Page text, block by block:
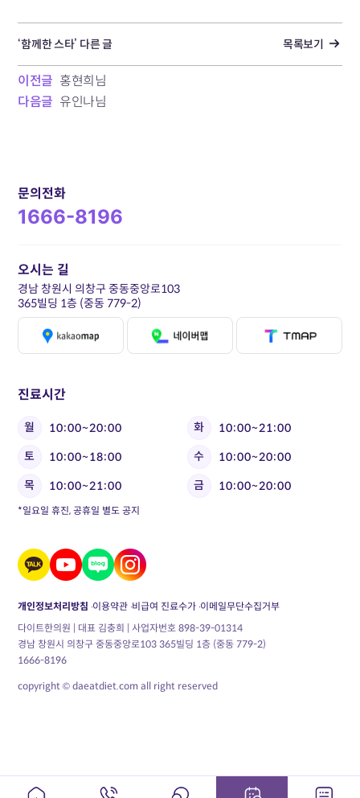
‘함께한 스타’ 다른 글 목록보기
이전글 홍현희님
다음글 유인나님
문의전화
1666-8196
진료시간
월 10:00~20:00 화
10:00~21:00
토
10:00~18:00 수
10:00~20:00
목
10:00~21:00 금 10:00~20:00
*일요일 휴진, 공휴일 별도 공지
오시는 길
경남 창원시 의창구 중동중앙로103
365빌딩 1층 (중동 779-2)
개인정보처리방침 이용약관 비급여 진료수가 이메일무단수집거부
다이트한의원 | 대표 김충희 | 사업자번호 898-39-01314
경남 창원시 의창구 중동중앙로103 365빌딩 1층 (중동 779-2)
1666-8196
copyright © daeatdiet.com all right reserved